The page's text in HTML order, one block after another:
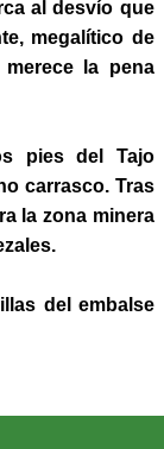
al desvío que
megalítico de
la pena
pies del Tajo
carrasco. Tras
la zona minera
del embalse